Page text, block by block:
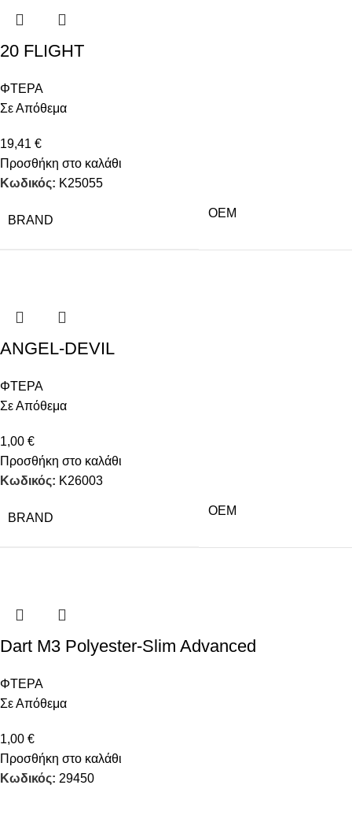
20 FLIGHT
ΦΤΕΡΑ
Σε Απόθεμα
19,41 €
Προσθήκη στο καλάθι
Κωδικός: K25055
BRAND
OEM
ANGEL-DEVIL
ΦΤΕΡΑ
Σε Απόθεμα
1,00 €
Προσθήκη στο καλάθι
Κωδικός: Κ26003
BRAND
OEM
Dart M3 Polyester-Slim Advanced
ΦΤΕΡΑ
Σε Απόθεμα
1,00 €
Προσθήκη στο καλάθι
Κωδικός: 29450